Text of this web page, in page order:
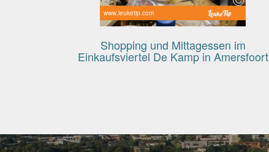
www.leuketip.com
Shopping und Mittagessen im
Einkaufsviertel De Kamp in Amersfoort